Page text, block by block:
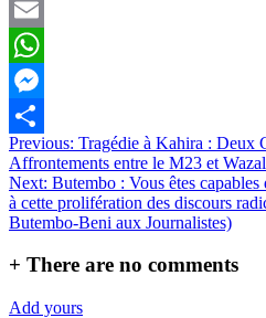
Twitter
Email
WhatsApp
Messenger
Partager
Navigation
de
l’article
Previous: Tragédie à Kahira : Deux
Affrontements entre le M23 et
Next: Butembo : Vous êtes capables
à cette prolifération des discours
Butembo-Beni aux Journalistes)
+ There are no comments
Add yours